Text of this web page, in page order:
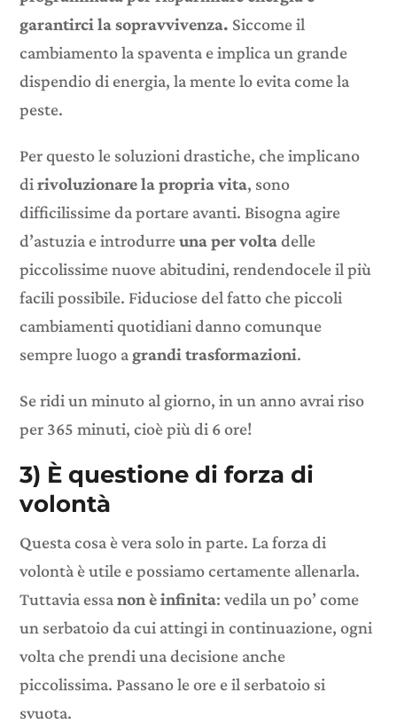
garantirci la sopravvivenza. Siccome il
cambiamento la spaventa e implica un grande
dispendio di energia, la mente lo evita come la
peste.
Per questo le soluzioni drastiche, che implicano
dirivoluzionare la propria vita, sono
difficilissime da portare avanti. Bisogna agire
d’astuzia e introdurreuna per voltadelle
piccolissime nuove abitudini, rendendocele il più
facili possibile. Fiduciose del fatto che piccoli
cambiamenti quotidiani danno comunque
sempre luogo a grandi trasformazioni.
Se ridi un minuto al giorno, in un anno avrai riso
per 365 minuti, cioè più di 6 ore!
3) È questione di forza di
volontà
Questa cosa è vera solo in parte. La forza di
volontà è utile e possiamo certamente allenarla.
Tuttavia essanon è infinita: vedila un po’ come
un serbatoio da cui attingi in continuazione, ogni
volta che prendi una decisione anche
piccolissima. Passano le ore e il serbatoio si
svuota.